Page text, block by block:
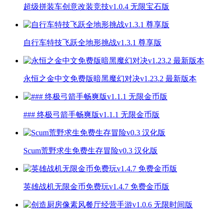
超级拼装车创意改装竞技v1.0.4 无限宝石版
自行车特技飞跃全地形挑战v1.3.1 尊享版
永恒之金中文免费版暗黑魔幻对决v1.23.2 最新版本
### 终极弓箭手畅爽版v1.1.1 无限金币版
Scum荒野求生免费生存冒险v0.3 汉化版
英雄战机无限金币免费玩v1.4.7 免费金币版